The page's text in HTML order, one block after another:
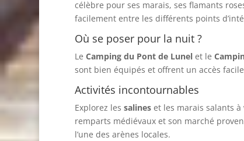
célèbre pour ses marais, ses flamants
facilement entre les différents points
Où se poser pour la nuit ?
Le Camping du Pont de Lunelet le
sont bien équipés et offrent un accès
Activités incontournables
Explorez les salineset les marais salants à
remparts médiévaux et son marché
l’une des arènes locales.